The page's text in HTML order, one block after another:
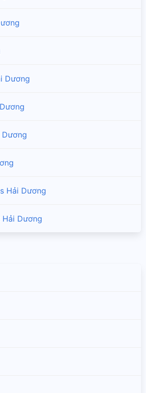
Dương
Dương
Hải Dương
Hải Dương